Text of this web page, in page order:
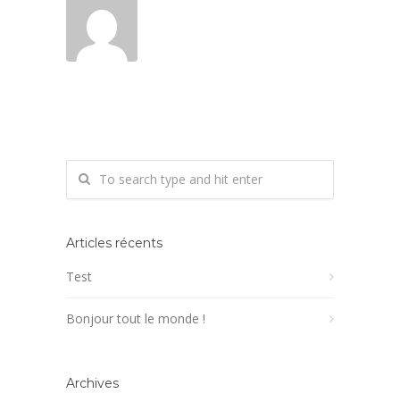
Articles récents
Test
Bonjour tout le monde !
Archives